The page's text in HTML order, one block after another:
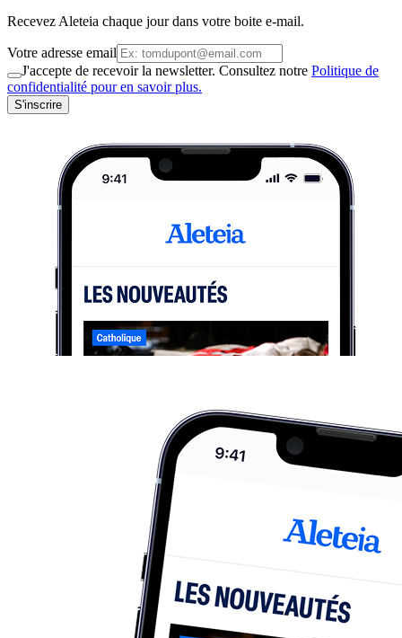
Recevez Aleteia chaque jour dans votre boite e-mail.
Votre adresse email
J'accepte de recevoir la newsletter. Consultez notre Politique de
confidentialité pour en savoir plus.
S'inscrire